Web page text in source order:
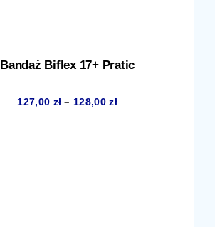
Bandaż Biflex 17+ Pratic
127,00 zł – 128,00złZakres